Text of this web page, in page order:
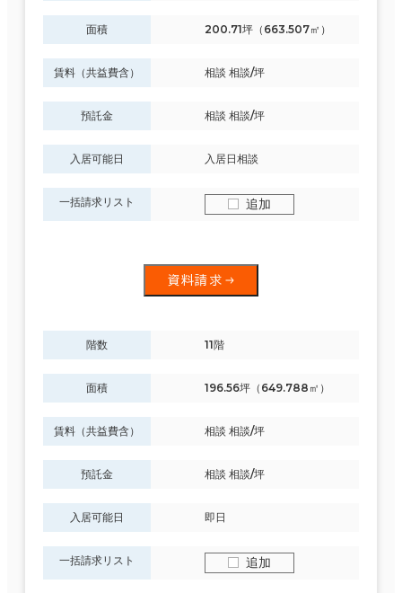
面積 200.71坪（663.507㎡）
賃料（共益費含） 相談 相談/坪
預託金 相談 相談/坪
入居可能日 入居日相談
一括請求リスト 追加
資料請求
階数 11階
面積 196.56坪（649.788㎡）
賃料（共益費含） 相談 相談/坪
預託金 相談 相談/坪
入居可能日 即日
一括請求リスト 追加